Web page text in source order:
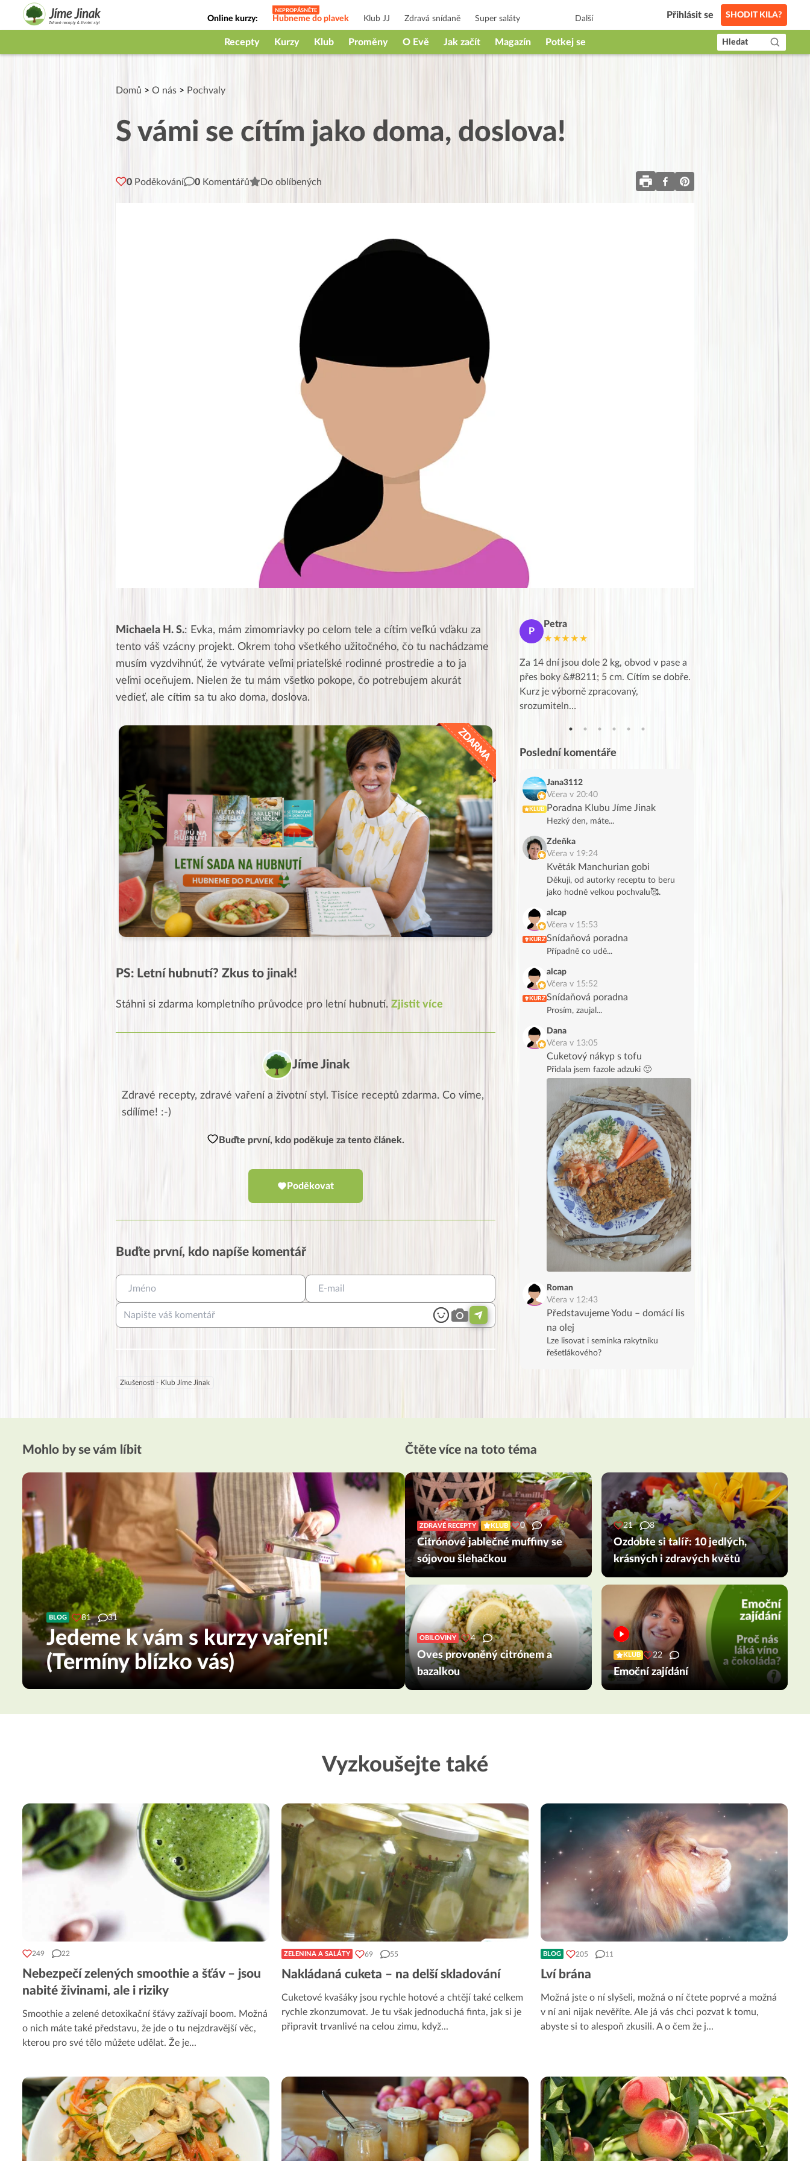
Online kurzy: Hubneme do plavek Klub JJ Zdravá snídaně Super saláty
Jak na babičky
Další Přihlásit se SHODIT KILA?
Recepty Kurzy Klub Proměny O Evě Jak začít Magazín Potkej se Hledat
Domů > O nás > Pochvaly
S vámi se cítím jako doma, doslova!
0 Poděkování 0 Komentářů Do oblíbených
Michaela H. S.: Evka, mám zimomriavky po celom tele a cítim veľkú vďaku za
tento váš vzácny projekt. Okrem toho všetkého užitočného, čo tu nachádzame
musím vyzdvihnúť, že vytvárate veľmi priateľské rodinné prostredie a to ja
veľmi oceňujem. Nielen že tu mám všetko pokope, čo potrebujem akurát
vedieť, ale cítim sa tu ako doma, doslova.
PS: Letní hubnutí? Zkus to jinak!
Stáhni si zdarma kompletního průvodce pro letní hubnutí. Zjistit více
Jíme Jinak
Zdravé recepty, zdravé vaření a životní styl. Tisíce receptů zdarma. Co víme,
sdílíme! :-)
Buďte první, kdo poděkuje za tento článek.
Poděkovat
Buďte první, kdo napíše komentář
Zkušenosti - Klub Jíme Jinak
J
Moc Vám všem děkuji za krásný pátek,
obzvlášť velké poděkování, obdiv a
P
Petra
★★★★★
Za 14 dní jsou dole 2 kg, obvod v pase a
přes boky &#8211; 5 cm. Cítím se dobře.
Kurz je výborně zpracovaný,
srozumiteln…
Poslední komentáře
KLUB
Jana3112
Včera v 20:40
Poradna Klubu Jíme Jinak
Hezký den, máte...
Zdeňka
Včera v 19:24
Květák Manchurian gobi
Děkuji, od autorky receptu to beru
jako hodně velkou pochvalu🥰.
KURZ
alcap
Včera v 15:53
Snídaňová poradna
Případně co udě...
KURZ
alcap
Včera v 15:52
Snídaňová poradna
Prosím, zaujal...
Dana
Včera v 13:05
Cuketový nákyp s tofu
Přidala jsem fazole adzuki 🙂
Roman
Včera v 12:43
Představujeme Yodu – domácí lis
na olej
Lze lisovat i semínka rakytníku
řešetlákového?
Mohlo by se vám líbit
BLOG 81 31
Jedeme k vám s kurzy vaření!
(Termíny blízko vás)
Čtěte více na toto téma
ZDRAVÉ RECEPTY KLUB 0
Citrónové jablečné muffiny se
sójovou šlehačkou
21 8
Ozdobte si talíř: 10 jedlých,
krásných i zdravých květů
OBILOVINY 4
Oves provoněný citrónem a
bazalkou
KLUB 22
Emoční zajídání
Vyzkoušejte také
249 22
Nebezpečí zelených smoothie a šťáv – jsou
nabité živinami, ale i riziky
Smoothie a zelené detoxikační šťávy zažívají boom. Možná
o nich máte také představu, že jde o tu nejzdravější věc,
kterou pro své tělo můžete udělat. Že je...
ZELENINA A SALÁTY 69 55
Nakládaná cuketa – na delší skladování
Cuketové kvašáky jsou rychle hotové a chtějí také celkem
rychle zkonzumovat. Je tu však jednoduchá finta, jak si je
připravit trvanlivé na celou zimu, když...
BLOG 205 11
Lví brána
Možná jste o ní slyšeli, možná o ní čtete poprvé a možná
v ní ani nijak nevěříte. Ale já vás chci pozvat k tomu,
abyste si to alespoň zkusili. A o čem že j...